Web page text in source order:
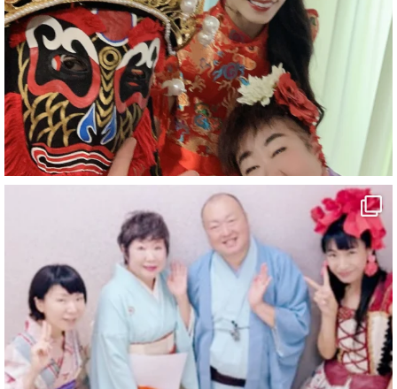
#新居浜市
#マイントピア別子
#泉寿亭
#有形文化財
#四国
#愛媛観光
#旅行
#旅行動画
#一人旅
#観光スポット
#旅行好きと繋がりたい
5 X
マジシャン派遣 パッションプリンセス【公式】